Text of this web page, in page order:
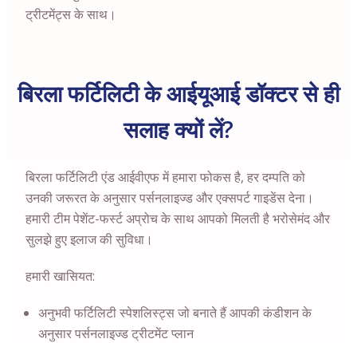
ट्रीटमेंट्स के साथ।
बिरला फर्टिलिटी के आईयूआई डॉक्टर से ही
सलाह क्यों लें?
बिरला फर्टिलिटी एंड आईवीएफ में हमारा फोकस है, हर दम्पति को
उनकी जरूरत के अनुसार पर्सनलाइज्ड और एक्सपर्ट गाइडेंस देना।
हमारी टीम पेशेंट-फर्स्ट अप्रोच के साथ आपको मिलती है भरोसेमंद और
सुलझे हुए इलाज की सुविधा।
हमारी खासियत:
अनुभवी फर्टिलिटी स्पेशलिस्ट्स जो बनाते हैं आपकी कंडीशन के
अनुसार पर्सनलाइज्ड ट्रीटमेंट प्लान